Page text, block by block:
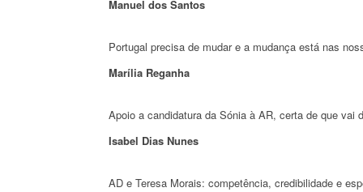
Manuel dos Santos
Portugal precisa de mudar e a mudança está nas
Marília Reganha
Apoio a candidatura da Sónia à AR, certa de que
Isabel Dias Nunes
AD e Teresa Morais: competência, credibilidade e